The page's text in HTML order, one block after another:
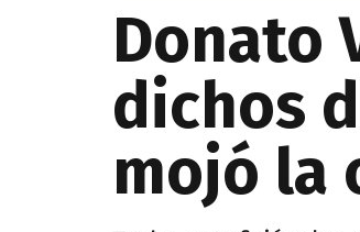
Donato
dichos
mojó la